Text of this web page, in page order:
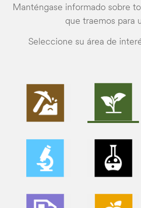
Manténgase informado sobre
que traemos para
Seleccione su área de